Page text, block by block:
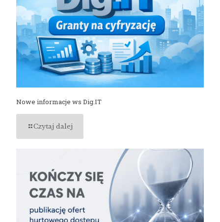
Nowe informacje ws Dig.IT
Czytaj dalej